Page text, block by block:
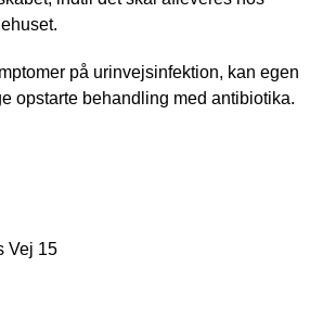
på urinvejsinfektion, kan egen
opstarte behandling med antibiotika.
Vej 15